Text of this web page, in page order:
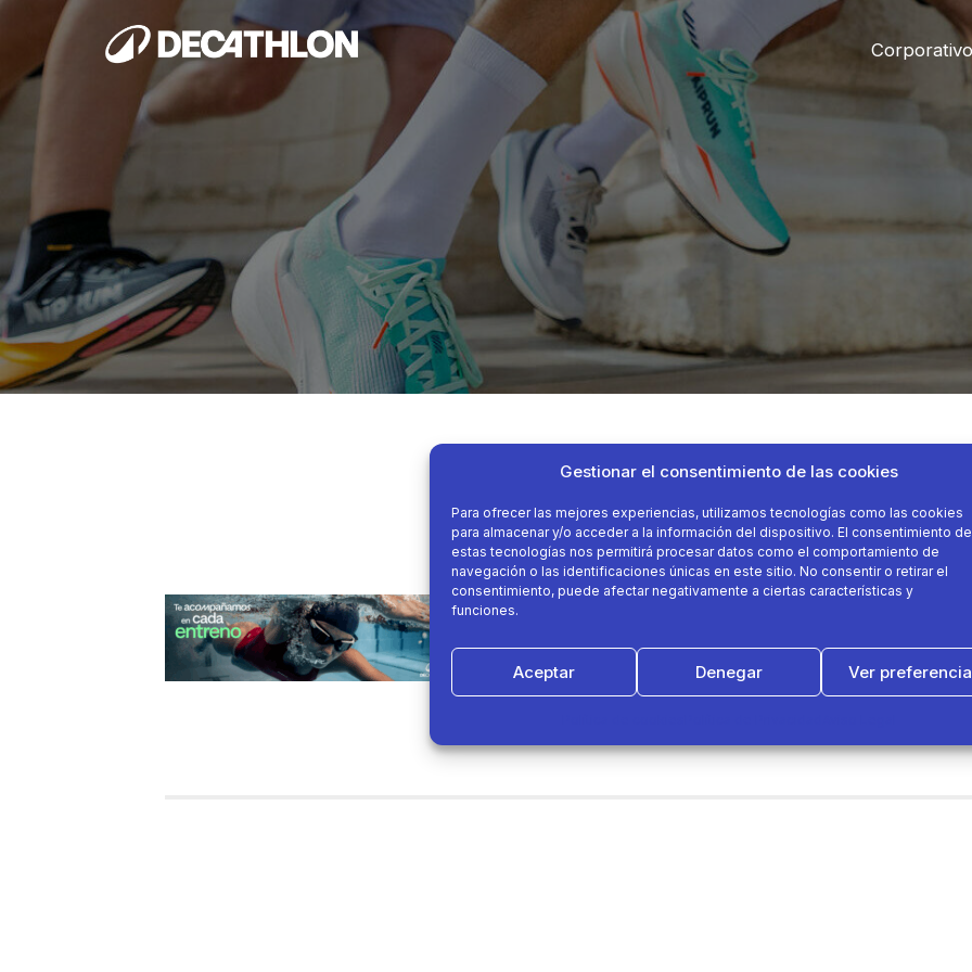
Gestionar el consentimiento de las cookies
Para ofrecer las mejores experiencias, utilizamos tecnologías como las cookies
para almacenar y/o acceder a la información del dispositivo. El consentimiento de
estas tecnologías nos permitirá procesar datos como el comportamiento de
navegación o las identificaciones únicas en este sitio. No consentir o retirar el
consentimiento, puede afectar negativamente a ciertas características y
funciones.
Aceptar Denegar Ver
Corporativo